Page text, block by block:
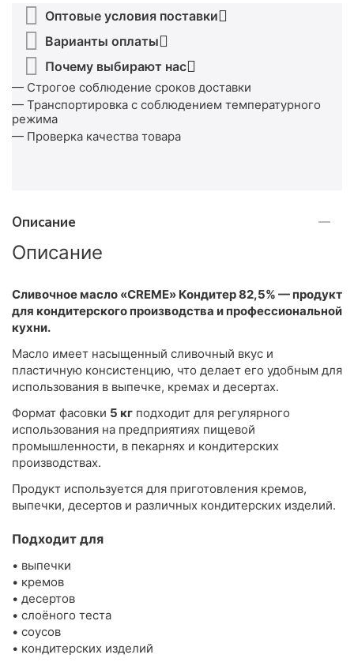
Оптовые условия поставки
Варианты оплаты
Почему выбирают нас
— Строгое соблюдение сроков доставки
— Транспортировка с соблюдением температурного
режима
— Проверка качества товара
Описание
Описание
Сливочное масло «CREME» Кондитер 82,5% — продукт
для кондитерского производства и профессиональной
кухни.
Масло имеет насыщенный сливочный вкус и
пластичную консистенцию, что делает его удобным для
использования в выпечке, кремах и десертах.
Формат фасовки 5 кг подходит для регулярного
использования на предприятиях пищевой
промышленности, в пекарнях и кондитерских
производствах.
Продукт используется для приготовления кремов,
выпечки, десертов и различных кондитерских изделий.
Подходит для
• выпечки
• кремов
• десертов
• слоёного теста
• соусов
• кондитерских изделий